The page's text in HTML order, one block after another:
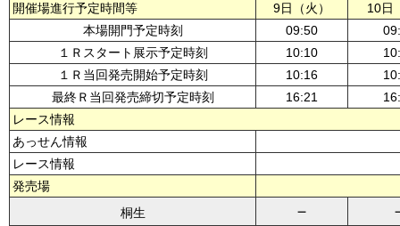
開催場進行予定時間等
9日（火）
10日
本場開門予定時刻
09:50
１Ｒスタート展示予定時刻
10:10
１Ｒ当回発売開始予定時刻
10:16
最終Ｒ当回発売締切予定時刻
16:21
レース情報
あっせん情報
レース情報
発売場
桐生
－